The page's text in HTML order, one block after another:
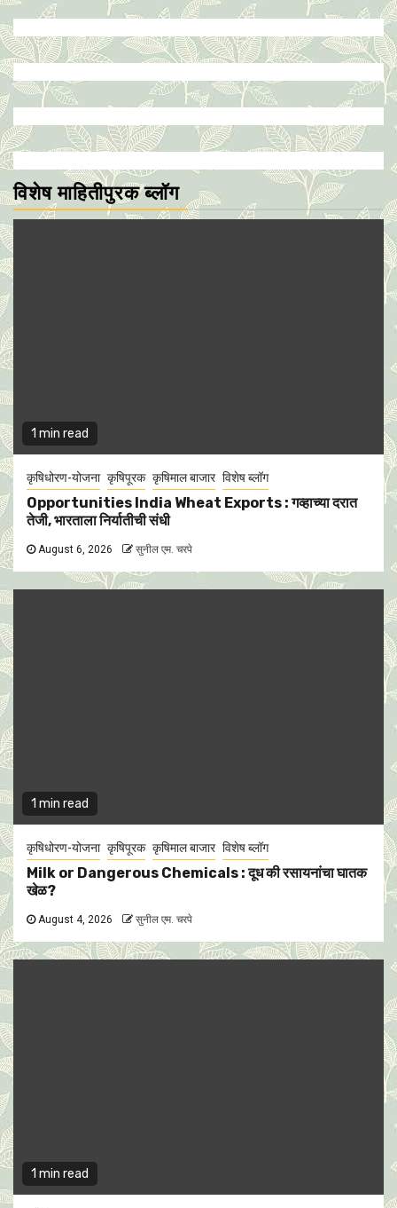
विशेष माहितीपुरक ब्लॉग
1 min read
कृषिधोरण-योजना कृषिपूरक कृषिमाल बाजार विशेष ब्लॉग
Opportunities India Wheat Exports : गव्हाच्या दरात
तेजी, भारताला निर्यातीची संधी
August 6, 2026 सुनील एम. चरपे
1 min read
कृषिधोरण-योजना कृषिपूरक कृषिमाल बाजार विशेष ब्लॉग
Milk or Dangerous Chemicals : दूध की रसायनांचा घातक
खेळ?
August 4, 2026 सुनील एम. चरपे
1 min read